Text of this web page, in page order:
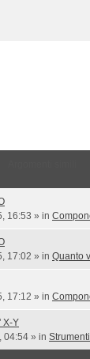
16:53 » in
17:02 » in Quanto
17:12 » in
X-Y
04:54 » in